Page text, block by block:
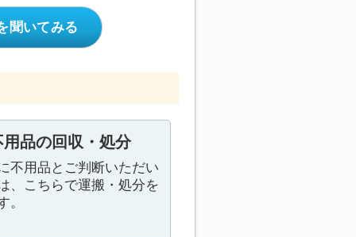
聞いてみる
用品の回収・処分
不用品とご判断いただい
、こちらで運搬・処分を
。